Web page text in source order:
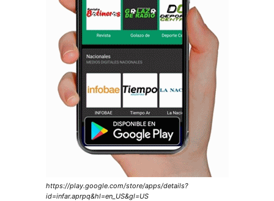
https://play.google.com/store/apps/details?
id=infar.aprpq&hl=en_US&gl=US